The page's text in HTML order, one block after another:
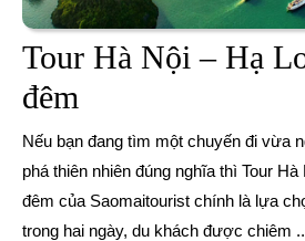
Tour Hà Nội – Hạ
đêm
Hà
Nội
–
Nếu bạn đang tìm một chuyến đi vừa nghỉ dưỡng, vừa khám
phá thiên nhiên đúng nghĩa thì Tour
đêm của Saomaitourist chính là lựa
trong hai ngày, du khách được chiêm